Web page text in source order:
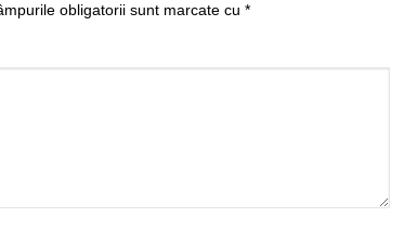
obligatorii sunt marcate cu *